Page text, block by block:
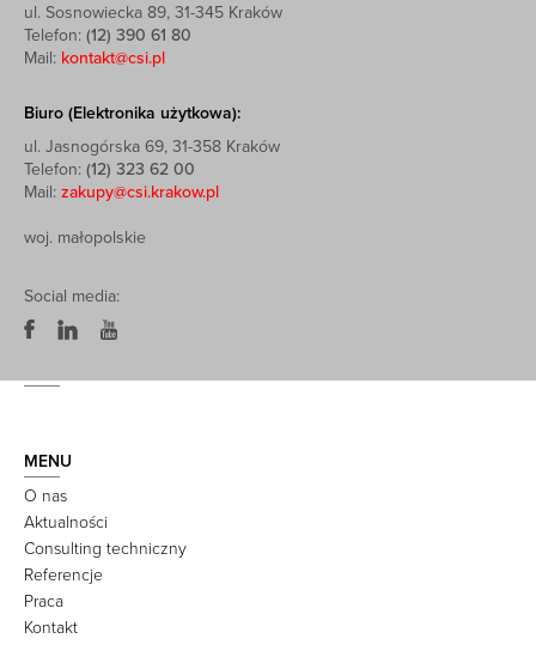
ul. Sosnowiecka 89, 31-345 Kraków
Telefon: (12) 390 61 80
Mail: kontakt@csi.pl
Biuro (Elektronika użytkowa):
ul. Jasnogórska 69, 31-358 Kraków
Telefon: (12) 323 62 00
Mail: zakupy@csi.krakow.pl
woj. małopolskie
Social media:
MENU
O nas
Aktualności
Consulting techniczny
Referencje
Praca
Kontakt